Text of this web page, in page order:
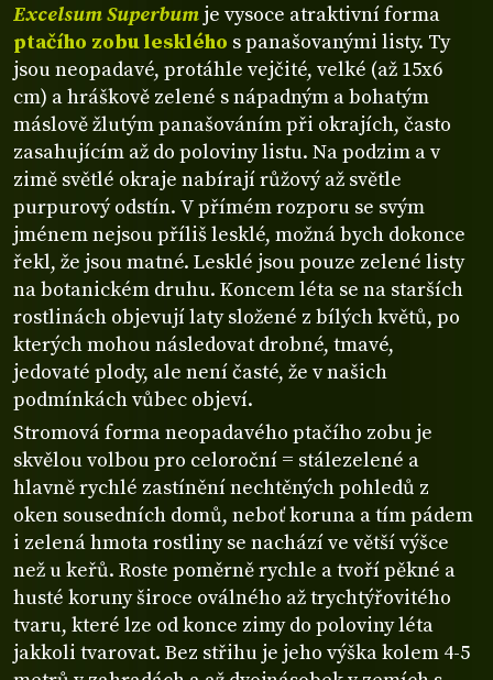
Excelsum Superbum je vysoce atraktivní forma
ptačího zobu lesklého s panašovanými listy. Ty
jsou neopadavé, protáhle vejčité, velké (až 15x6
cm) a hráškově zelené s nápadným a bohatým
máslově žlutým panašováním při okrajích, často
zasahujícím až do poloviny listu. Na podzim a v
zimě světlé okraje nabírají růžový až světle
purpurový odstín. V přímém rozporu se svým
jménem nejsou příliš lesklé, možná bych dokonce
řekl, že jsou matné. Lesklé jsou pouze zelené listy
na botanickém druhu. Koncem léta se na starších
rostlinách objevují laty složené z bílých květů, po
kterých mohou následovat drobné, tmavé,
jedovaté plody, ale není časté, že v našich
podmínkách vůbec objeví.
Stromová forma neopadavého ptačího zobu je
skvělou volbou pro celoroční = stálezelené a
hlavně rychlé zastínění nechtěných pohledů z
oken sousedních domů, neboť koruna a tím pádem
i zelená hmota rostliny se nachází ve větší výšce
než u keřů. Roste poměrně rychle a tvoří pěkné a
husté koruny široce oválného až trychtýřovitého
tvaru, které lze od konce zimy do poloviny léta
jakkoli tvarovat. Bez střihu je jeho výška kolem 4-5